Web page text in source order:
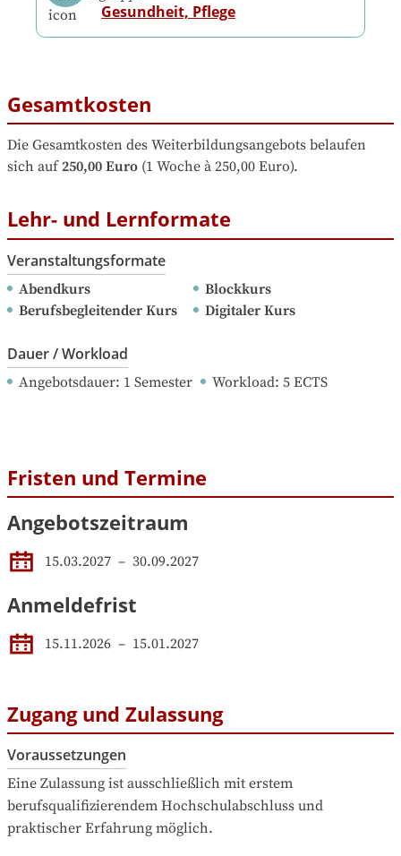
Gesundheit, Pflege
Gesamtkosten
Die Gesamtkosten des Weiterbildungsangebots belaufen
sich auf 250,00 Euro (1 Woche à 250,00 Euro).
Lehr- und Lernformate
Veranstaltungsformate
Abendkurs
Blockkurs
Berufsbegleitender Kurs
Digitaler Kurs
Dauer / Workload
Angebotsdauer: 1 Semester Workload: 5 ECTS
Fristen und Termine
Angebotszeitraum
15.03.2027 – 30.09.2027
Anmeldefrist
15.11.2026 – 15.01.2027
Zugang und Zulassung
Voraussetzungen
Eine Zulassung ist ausschließlich mit erstem
berufsqualifizierendem Hochschulabschluss und
praktischer Erfahrung möglich.